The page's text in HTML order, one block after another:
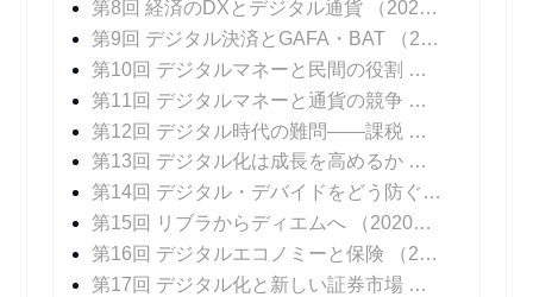
第8回 経済のDXとデジタル通貨
（2020年11月04日 掲載）
第9回 デジタル決済とGAFA・BAT
（2020年11月11日 掲載）
第10回 デジタルマネーと民間の役割
（2020年11
第11回 デジタルマネーと通貨の競争
（2020年11
第12回 デジタル時代の難問――課税
（2020年12
第13回 デジタル化は成長を高めるか
（2020年12
第14回 デジタル・デバイドをどう防ぐか
第15回 リブラからディエムへ
（2020年12月23日 掲載）
第16回 デジタルエコノミーと保険
（2020年12月30日 掲載）
第17回 デジタル化と新しい証券市場
（2021年01